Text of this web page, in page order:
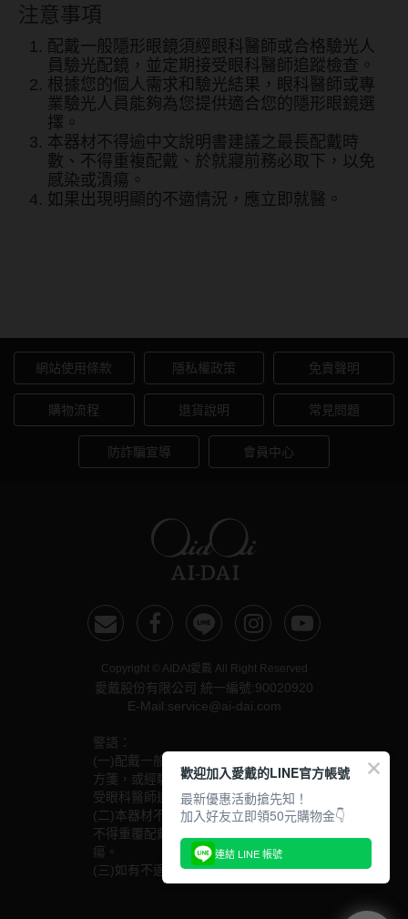
隱形眼鏡藥水保養液
清潔專用
隱眼濕潤液
硬式專用藥水
泡沫洗鏡液
注意事項
配戴一般隱形眼鏡須經眼科醫師或合格驗光人
員驗光配鏡，並定期接受眼科醫師追蹤檢查。
根據您的個人需求和驗光結果，眼科醫師或專
業驗光人員能夠為您提供適合您的隱形眼鏡選
擇。
本器材不得逾中文說明書建議之最長配戴時
數、不得重複配戴、於就寢前務必取下，以免
感染或潰瘍。
如果出現明顯的不適情況，應立即就醫。
網站使用條款 隱私權政策 免責聲明
購物流程 退貨說明 常見問題
防詐騙宣導 會員中心
Copyright © AIDAI愛戴 All Right Reserved
愛戴股份有限公司 統一編號:90020920
E-Mail:service@ai-dai.com
警語：
(一)配戴一般隱形眼鏡須經眼科醫師驗光配鏡取得處
方箋，或經驗光人員驗光配鏡取得配鏡單，並定期接
受眼科醫師追蹤檢查。
(二)本器材不得逾中文說明書建議之最長配戴時數、
不得重覆配戴，於就寢前務必取下，以免感染或潰
瘍。
(三)如有不適，應立即就醫。
歡迎加入愛戴的LINE官方帳號
最新優惠活動搶先知！
加入好友立即領50元購物金👇
連結 LINE 帳號